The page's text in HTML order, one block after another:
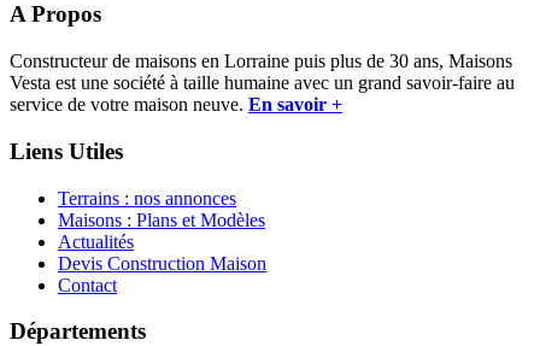
A Propos
Constructeur de maisons en Lorraine puis plus de 30 ans, Maisons
Vesta est une société à taille humaine avec un grand savoir-faire au
service de votre maison neuve. En savoir +
Liens Utiles
Terrains : nos annonces
Maisons : Plans et Modèles
Actualités
Devis Construction Maison
Contact
Départements